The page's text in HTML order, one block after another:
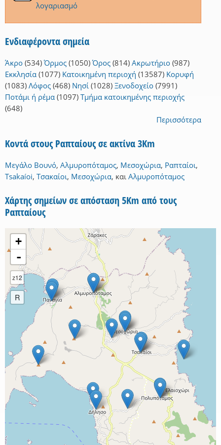
λογαριασμό
Ενδιαφέροντα σημεία
Άκρο (534) Όρμος (1050) Όρος (814) Ακρωτήριο (987)
Εκκλησία (1077) Κατοικημένη περιοχή (13587) Κορυφή
(1083) Λόφος (468) Νησί (1028) Ξενοδοχείο (7991)
Ποτάμι ή ρέμα (1097) Τμήμα κατοικημένης περιοχής
(648)
Περισσότερα
Κοντά στους Ραπταίους σε ακτίνα 3Km
Μεγάλο Βουνό, Αλμυροπόταμος, Μεσοχώρια, Ραπταίοι,
Tsakaíoi, Τσακαίοι, Μεσοχώρια, και Αλμυροπόταμος
Χάρτης σημείων σε απόσταση 5Km από τους
Ραπταίους
+
-
z12
R